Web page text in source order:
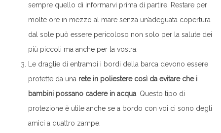
sempre quello di informarvi prima di partire. Restare per
molte ore in mezzo al mare senza un’adeguata copertura
dal sole può essere pericoloso non solo per la salute dei
più piccoli ma anche per la vostra.
Le draglie di entrambi i bordi della barca devono essere
protette da una rete in poliestere così da evitare che i
bambini possano cadere in acqua . Questo tipo di
protezione è utile anche se a bordo con voi ci sono degli
amici a quattro zampe.